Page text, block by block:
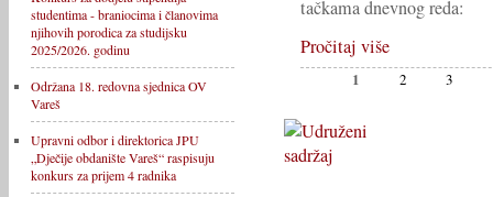
studentima - braniocima i članovima
njihovih porodica za studijsku
2025/2026. godinu
Održana 18. redovna sjednica OV
Vareš
Upravni odbor i direktorica JPU
„Dječije obdanište Vareš“ raspisuju
konkurs za prijem 4 radnika
tačkama dnevnog reda:
Pročitaj više
1 2 3